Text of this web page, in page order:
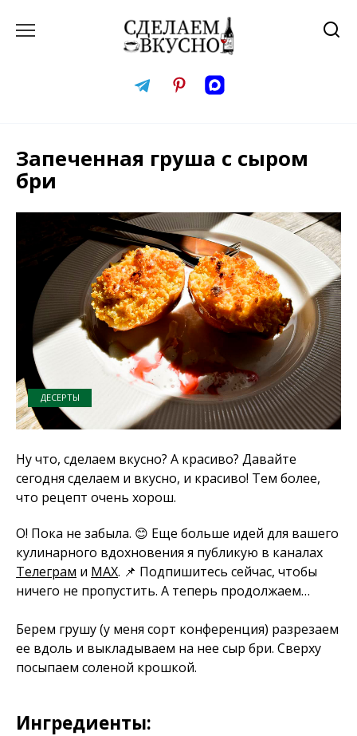
Запеченная груша с сыром
бри
ДЕСЕРТЫ
Ну что, сделаем вкусно? А красиво? Давайте
сегодня сделаем и вкусно, и красиво! Тем более,
что рецепт очень хорош.
О! Пока не забыла. 😊 Еще больше идей для вашего
кулинарного вдохновения я публикую в каналах
Телеграм и MAX. 📌 Подпишитесь сейчас, чтобы
ничего не пропустить. А теперь продолжаем…
Берем грушу (у меня сорт конференция) разрезаем
ее вдоль и выкладываем на нее сыр бри. Сверху
посыпаем соленой крошкой.
Ингредиенты: